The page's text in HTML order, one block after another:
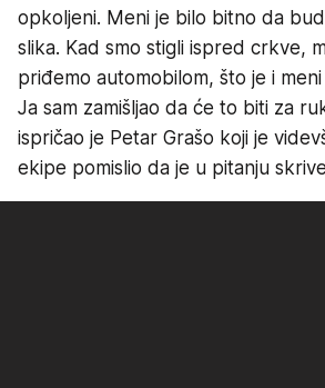
opkoljeni. Meni je bilo bitno da
slika. Kad smo stigli ispred crkve,
priđemo automobilom, što je i
Ja sam zamišljao da će to biti za
ispričao je Petar Grašo koji je
ekipe pomislio da je u pitanju